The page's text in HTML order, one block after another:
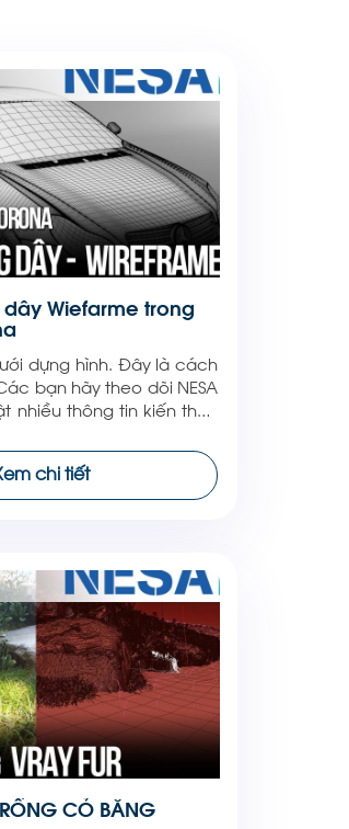
Wiefarme trong
dựng hình. Đây là cách
bạn hãy theo dõi NESA
nhiều thông tin kiến thức
chi tiết
CỎ BẰNG